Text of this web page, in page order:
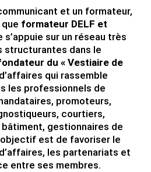
et un formateur,
formateur DELF et
sur un réseau très
structurantes dans le
du « Vestiaire de
qui rassemble
les professionnels de
promoteurs,
courtiers,
gestionnaires de
est de favoriser le
les partenariats et
entre ses membres.